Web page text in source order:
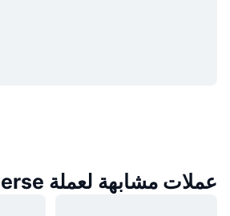
عملات مشابهة لعملة Carrieverse